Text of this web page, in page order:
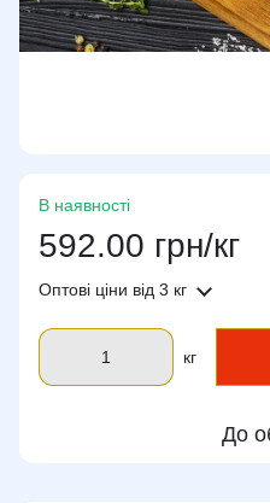
В наявності
592.00 грн/кг
Оптові ціни від 3 кг
кг
До